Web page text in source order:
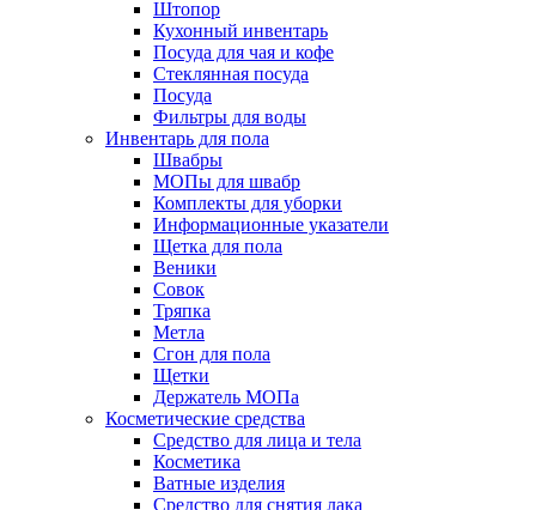
Штопор
Кухонный инвентарь
Посуда для чая и кофе
Стеклянная посуда
Посуда
Фильтры для воды
Инвентарь для пола
Швабры
МОПы для швабр
Комплекты для уборки
Информационные указатели
Щетка для пола
Веники
Совок
Тряпка
Метла
Сгон для пола
Щетки
Держатель МОПа
Косметические средства
Средство для лица и тела
Косметика
Ватные изделия
Средство для снятия лака